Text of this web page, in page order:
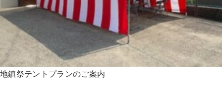
地鎮祭テントプランのご案内